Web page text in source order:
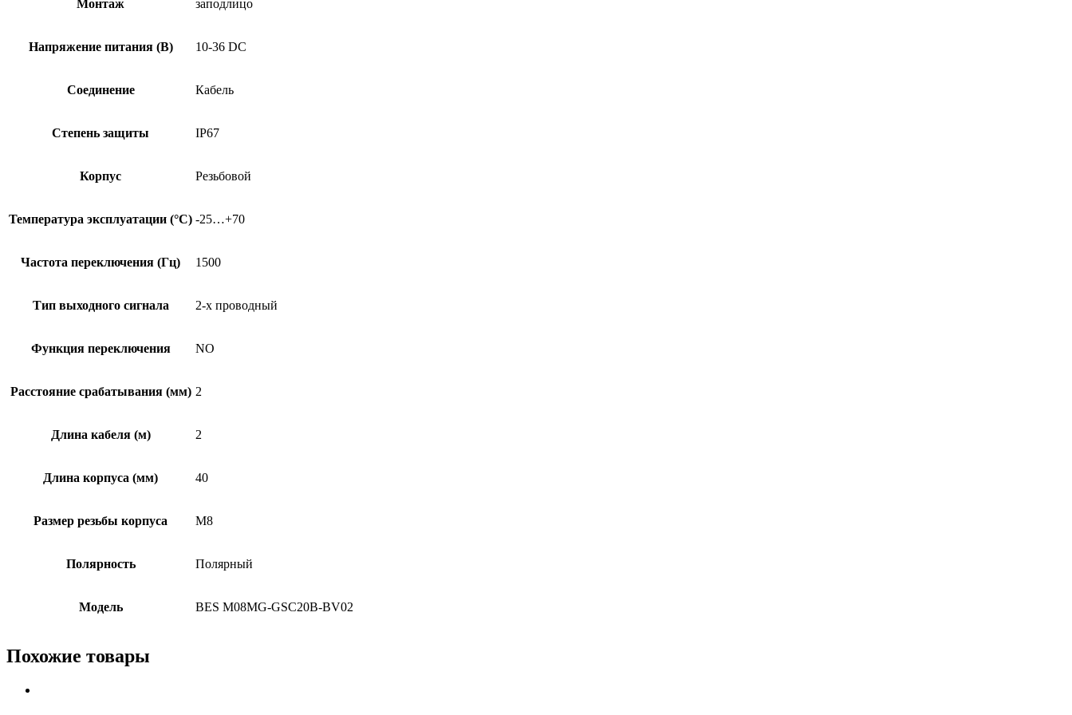
Монтаж заподлицо
Напряжение питания (В) 10-36 DC
Соединение Кабель
Степень защиты IP67
Корпус Резьбовой
Температура эксплуатации (°C) -25…+70
Частота переключения (Гц) 1500
Тип выходного сигнала 2-х проводный
Функция переключения NO
Расстояние срабатывания (мм) 2
Длина кабеля (м) 2
Длина корпуса (мм) 40
Размер резьбы корпуса M8
Полярность Полярный
Модель BES M08MG-GSC20B-BV02
Похожие товары